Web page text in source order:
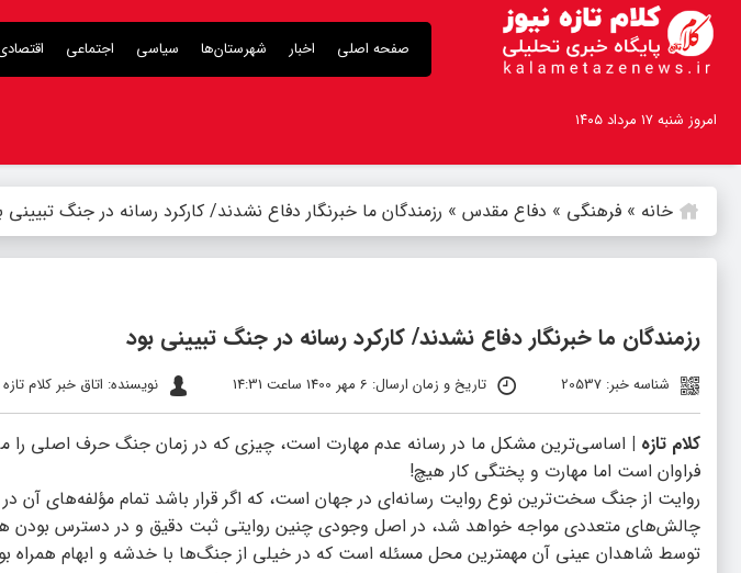
صفحه اصلی اخبار شهرستان‌ها سیاسی اجتماعی
امروز شنبه ۱۷ مرداد ۱۴۰۵
خانه » فرهنگی » دفاع مقدس » رزمندگان ما خبرنگار دفاع نشدند/ کارکرد رسانه‌ در جنگ تبیینی
رزمندگان ما خبرنگار دفاع نشدند/ کارکرد رسانه‌ در جنگ تبیینی بود
شناسه خبر: 20537 تاریخ و زمان ارسال: 6 مهر 1400 ساعت 14:31 نویسنده: اتاق خبر کلام تازه
کلام تازه | اساسی‌ترین مشکل ما در رسانه عدم مهارت است، چیزی که در زمان جنگ حرف اصلی
فراوان است اما مهارت و پختگی کار هیچ!
روایت از جنگ سخت‌ترین نوع روایت رسانه‌ای در جهان است، که اگر قرار باشد تمام مؤلفه‌های آن
چالش‌های متعددی مواجه خواهد شد، در اصل وجودی چنین روایتی ثبت دقیق و در دسترس
توسط شاهدان عینی آن مهمترین محل مسئله است که در خیلی از جنگ‌ها با خدشه و ابهام همراه